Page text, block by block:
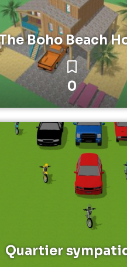
Boho Beach
0
Quartier